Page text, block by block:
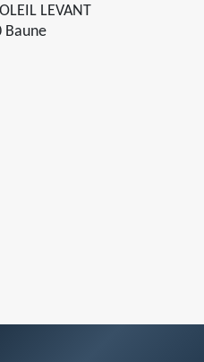
LEVANT
Baune